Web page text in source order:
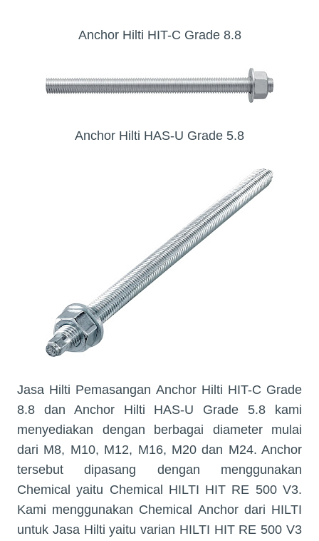
Anchor Hilti HIT-C Grade 8.8
Anchor Hilti HAS-U Grade 5.8
Jasa Hilti Pemasangan Anchor Hilti HIT-C Grade
8.8 dan Anchor Hilti HAS-U Grade 5.8 kami
menyediakan dengan berbagai diameter mulai
dari M8, M10, M12, M16, M20 dan M24. Anchor
tersebut dipasang dengan menggunakan
Chemical yaitu Chemical HILTI HIT RE 500 V3.
Kami menggunakan Chemical Anchor dari HILTI
untuk Jasa Hilti yaitu varian HILTI HIT RE 500 V3